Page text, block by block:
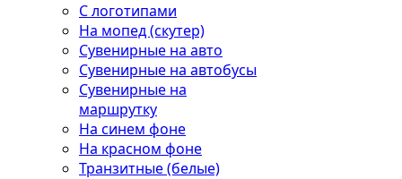
С логотипами
На мопед (скутер)
Сувенирные на авто
Сувенирные на автобусы
Сувенирные на
маршрутку
На синем фоне
На красном фоне
Транзитные (белые)